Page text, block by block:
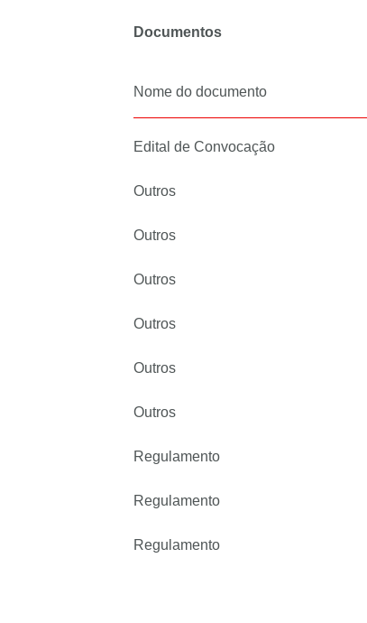
Documentos
Nome do documento
Edital de Convocação
Outros
Outros
Outros
Outros
Outros
Outros
Regulamento
Regulamento
Regulamento